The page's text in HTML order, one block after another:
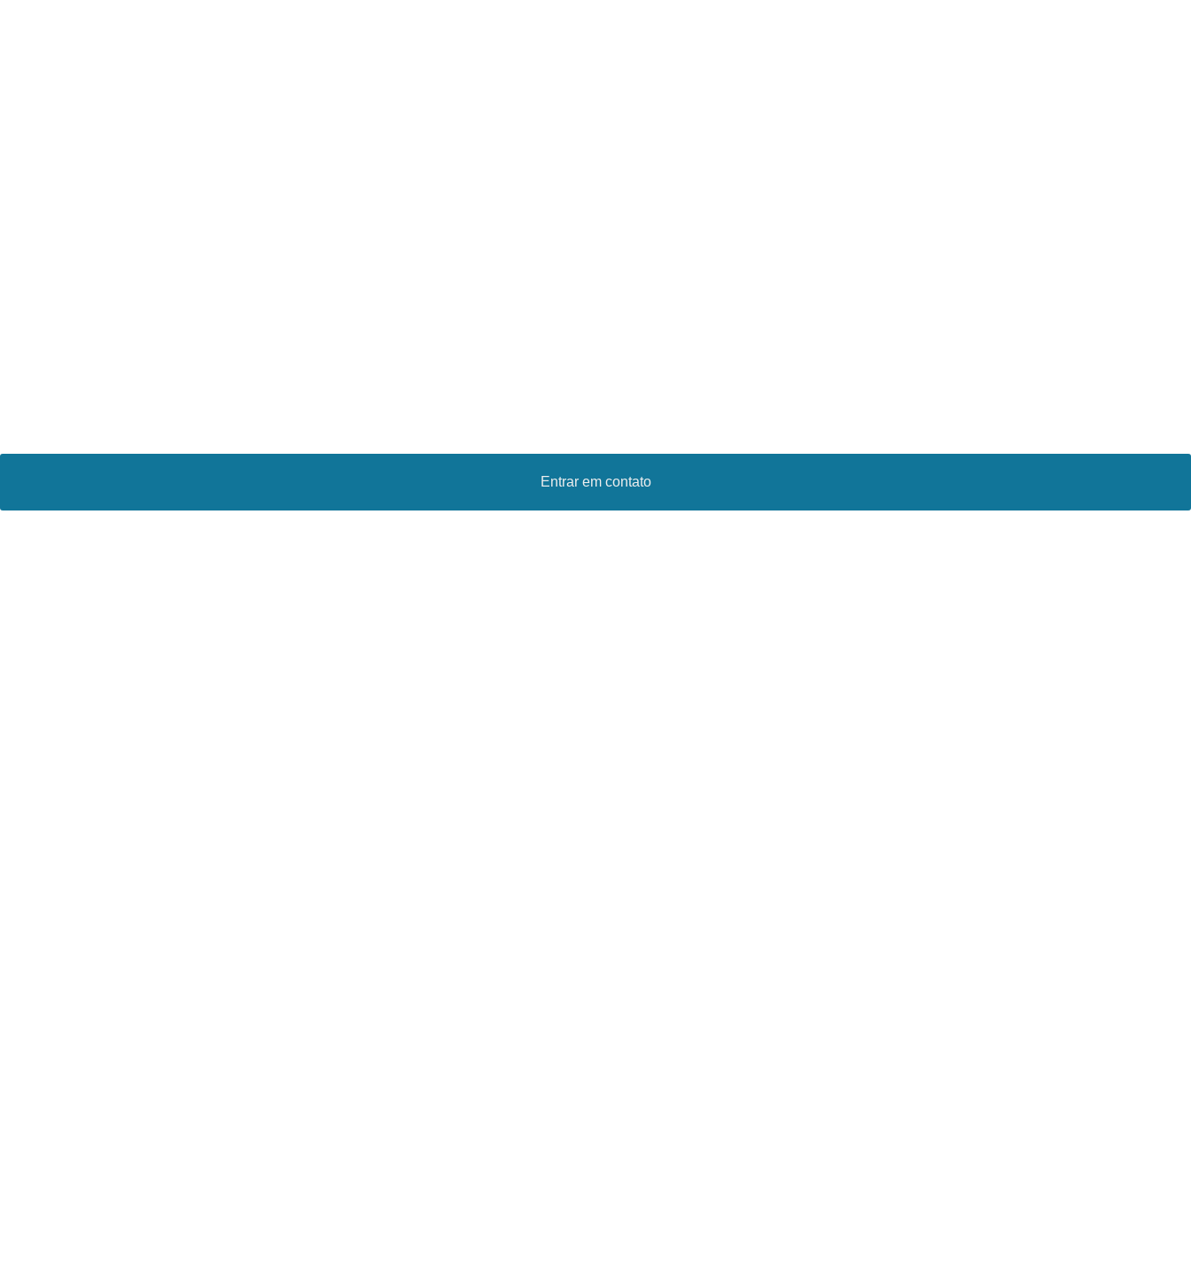
Entrar em contato